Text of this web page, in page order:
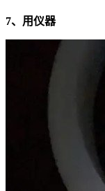
7、用仪器